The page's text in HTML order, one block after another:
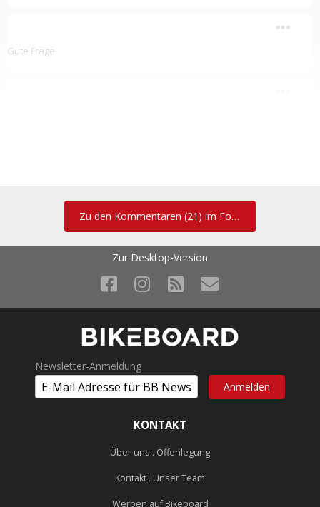
Gute Frage.
Kannst sie dir auch zw. 7 und 8 am Sonntag holen
warad nicht schelcht wenn das auch wo stehen würde.
mit den Startunterlagen.
wieder umsonst aufgeregt und eh schon so ein Nerverl ;-)
fightclub76 schrieb:
Zu den Kommentaren (21) im Forum
Zur Desktop-Version
Newsletter-Anmeldung
KONTAKT
Über uns . Offenlegung
Kontakt . Unser Team
Werben auf Bikeboard